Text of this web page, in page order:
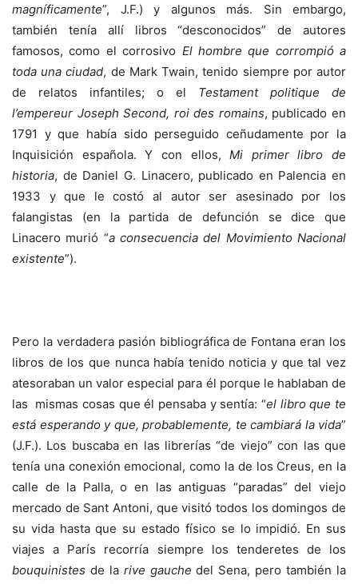
magníficamente”, J.F.) y algunos más. Sin embargo,
también tenía allí libros “desconocidos” de autores
famosos, como el corrosivo El hombre que corrompió a
toda una ciudad, de Mark Twain, tenido siempre por autor
de relatos infantiles; o el Testament politique de
l’empereur Joseph Second, roi des romains, publicado en
1791 y que había sido perseguido ceñudamente por la
Inquisición española. Y con ellos,Mi primer libro de
historia, de Daniel G. Linacero, publicado en Palencia en
1933 y que le costó al autor ser asesinado por los
falangistas (en la partida de defunción se dice que
Linacero murió “a consecuencia del Movimiento Nacional
existente”).
Pero la verdadera pasión bibliográfica de Fontana eran los
libros de los que nunca había tenido noticia y que tal vez
atesoraban un valor especial para él porque le hablaban de
las mismas cosas que él pensaba y sentía: “el libro que te
está esperando y que, probablemente, te cambiará la vida”
(J.F.). Los buscaba en las librerías “de viejo” con las que
tenía una conexión emocional, como la de los Creus, en la
calle de la Palla, o en las antiguas “paradas” del viejo
mercado de Sant Antoni, que visitó todos los domingos de
su vida hasta que su estado físico se lo impidió. En sus
viajes a París recorría siempre los tenderetes de los
bouquinistes de la rive gauche del Sena, pero también la